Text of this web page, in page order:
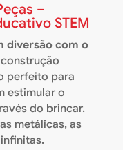
–
STEM
diversão com o
perfeito para
estimular o
do brincar.
metálicas, as